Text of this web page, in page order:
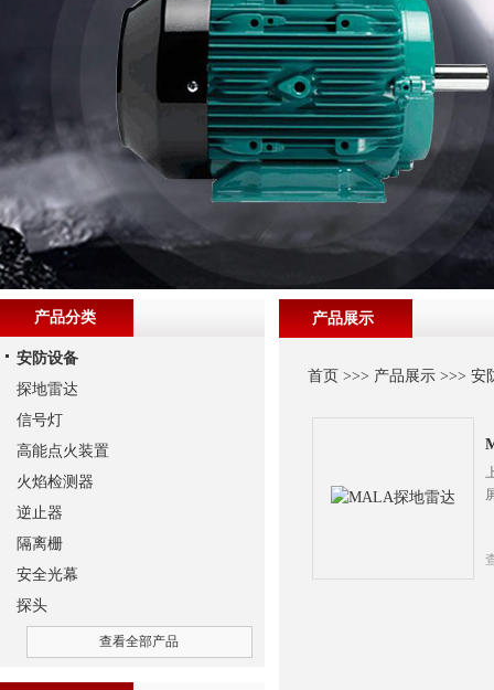
产品展示
首页 >>> 产品展示 >>>安
产品分类
安防设备
探地雷达
信号灯
高能点火装置
火焰检测器
逆止器
隔离栅
安全光幕
探头
查看全部产品